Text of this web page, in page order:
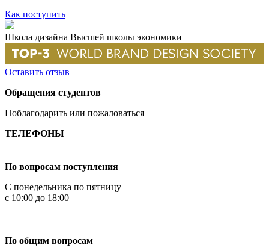
Как поступить
Школа дизайна Высшей школы экономики
Оставить отзыв
Обращения студентов
Поблагодарить или пожаловаться
ТЕЛЕФОНЫ
По вопросам поступления
С понедельника по пятницу
с 10:00 до 18:00
По общим вопросам